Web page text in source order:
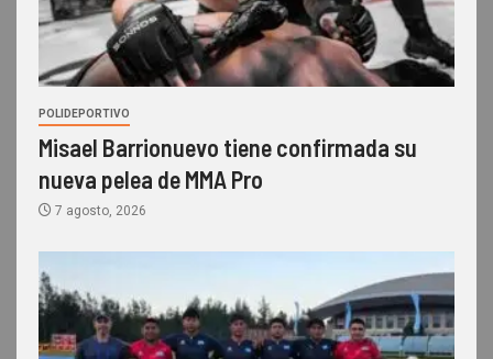
POLIDEPORTIVO
Misael Barrionuevo tiene confirmada su
nueva pelea de MMA Pro
7 agosto, 2026